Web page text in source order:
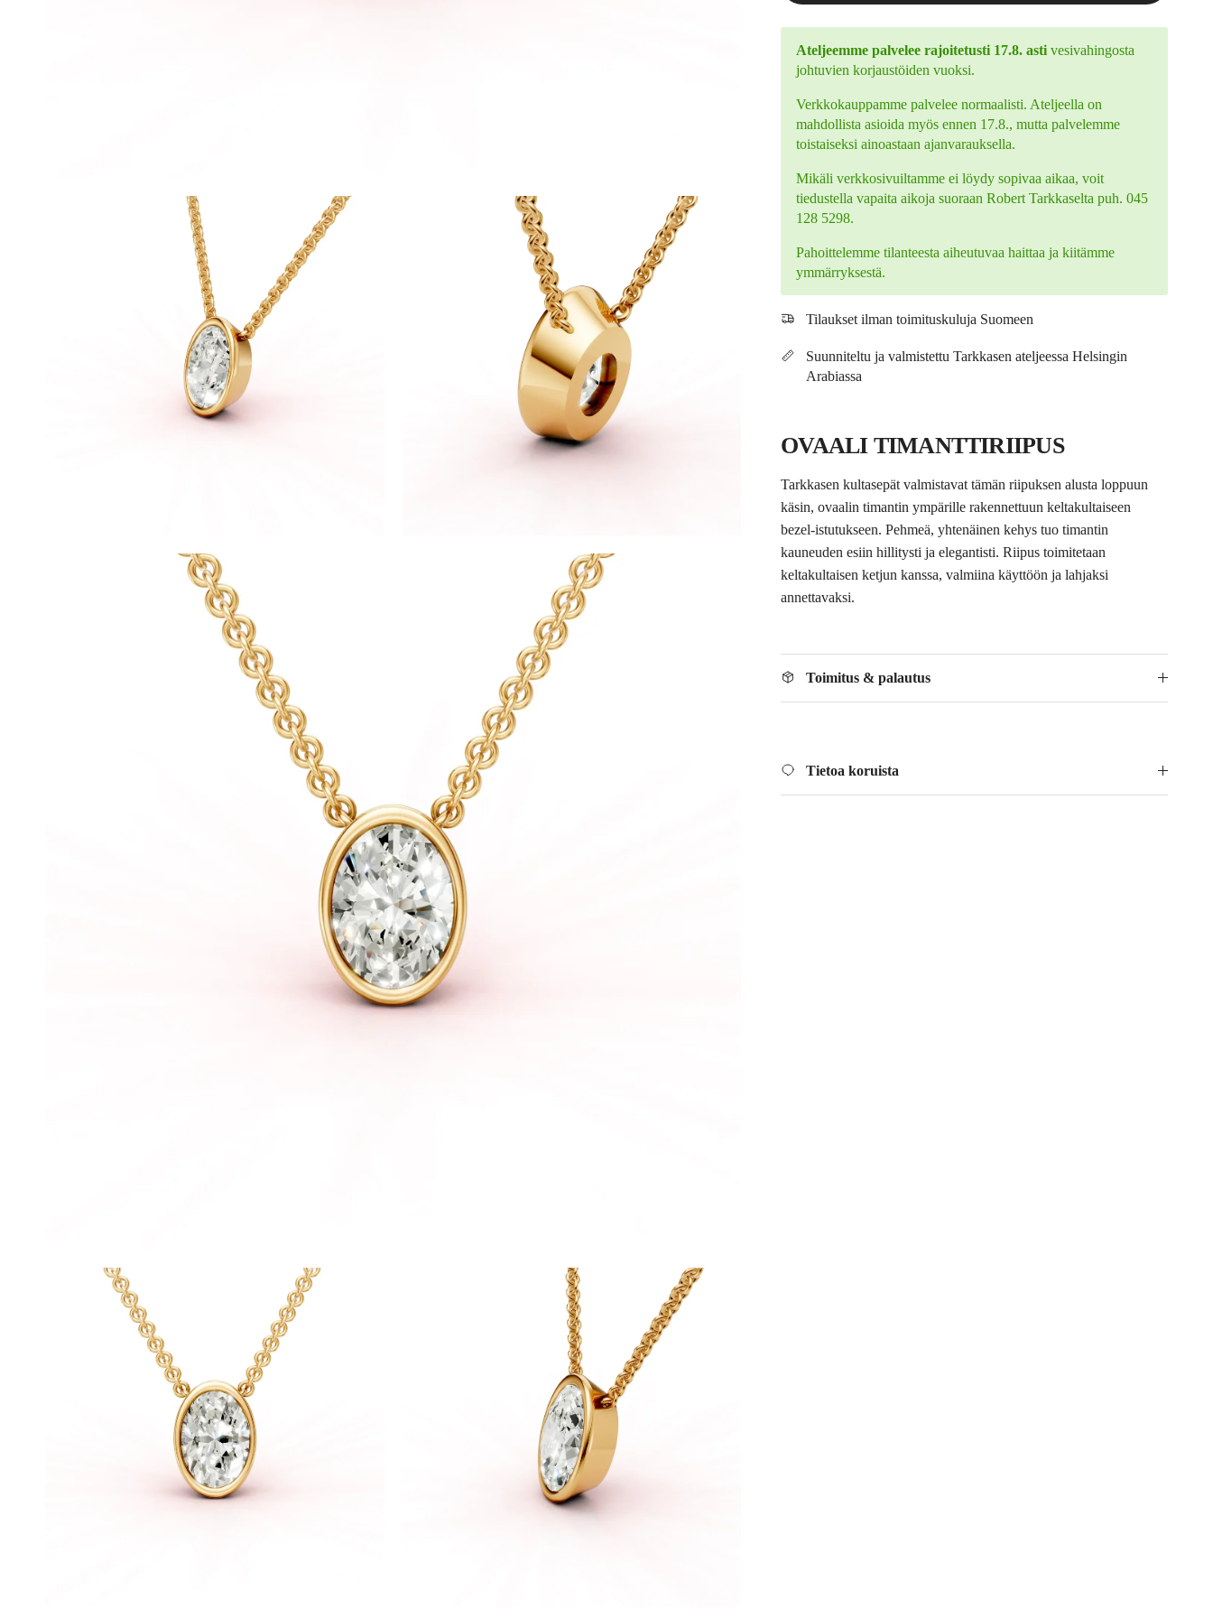
Ateljeemme palvelee rajoitetusti 17.8. astivesivahingosta
johtuvien korjaustöiden vuoksi.
Verkkokauppamme palvelee normaalisti. Ateljeella on
mahdollista asioida myös ennen 17.8., mutta palvelemme
toistaiseksi ainoastaan ajanvarauksella.
Mikäli verkkosivuiltamme ei löydy sopivaa aikaa, voit
tiedustella vapaita aikoja suoraan Robert Tarkkaselta puh. 045
128 5298.
Pahoittelemme tilanteesta aiheutuvaa haittaa ja kiitämme
ymmärryksestä.
Tilaukset ilman toimituskuluja Suomeen
Suunniteltu ja valmistettu Tarkkasen ateljeessa Helsingin
Arabiassa
OVAALI TIMANTTIRIIPUS
Tarkkasen kultasepät valmistavat tämän riipuksen alusta loppuun
käsin, ovaalin timantin ympärille rakennettuun keltakultaiseen
bezel-istutukseen. Pehmeä, yhtenäinen kehys tuo timantin
kauneuden esiin hillitysti ja elegantisti. Riipus toimitetaan
keltakultaisen ketjun kanssa, valmiina käyttöön ja lahjaksi
annettavaksi.
Toimitus & palautus
Tietoa koruista